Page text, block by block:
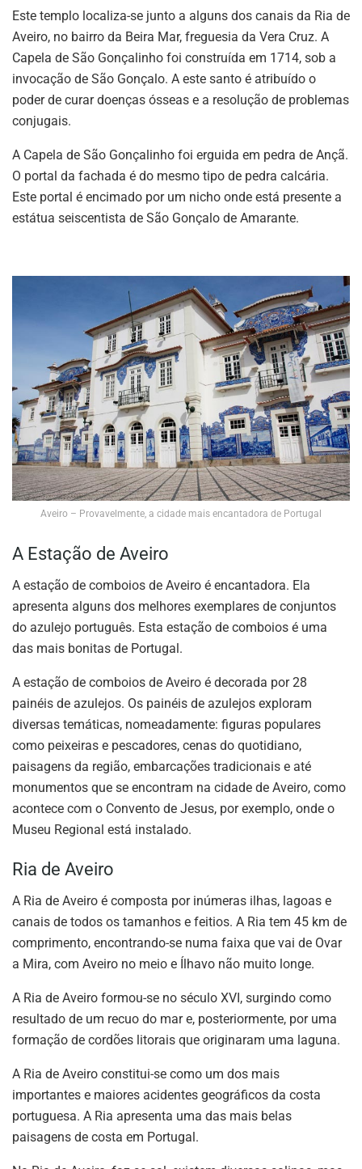
Este templo localiza-se junto a alguns dos canais da Ria de
Aveiro, no bairro da Beira Mar, freguesia da Vera Cruz. A
Capela de São Gonçalinho foi construída em 1714, sob a
invocação de São Gonçalo. A este santo é atribuído o
poder de curar doenças ósseas e a resolução de problemas
conjugais.
A Capela de São Gonçalinho foi erguida em pedra de Ançã.
O portal da fachada é do mesmo tipo de pedra calcária.
Este portal é encimado por um nicho onde está presente a
estátua seiscentista de São Gonçalo de Amarante.
Aveiro – Provavelmente, a cidade mais encantadora de Portugal
A Estação de Aveiro
A estação de comboios de Aveiro é encantadora. Ela
apresenta alguns dos melhores exemplares de conjuntos
do azulejo português. Esta estação de comboios é uma
das mais bonitas de Portugal.
A estação de comboios de Aveiro é decorada por 28
painéis de azulejos. Os painéis de azulejos exploram
diversas temáticas, nomeadamente: figuras populares
como peixeiras e pescadores, cenas do quotidiano,
paisagens da região, embarcações tradicionais e até
monumentos que se encontram na cidade de Aveiro, como
acontece com o Convento de Jesus, por exemplo, onde o
Museu Regional está instalado.
Ria de Aveiro
A Ria de Aveiro é composta por inúmeras ilhas, lagoas e
canais de todos os tamanhos e feitios. A Ria tem 45 km de
comprimento, encontrando-se numa faixa que vai de Ovar
a Mira, com Aveiro no meio e Ílhavo não muito longe.
A Ria de Aveiro formou-se no século XVI, surgindo como
resultado de um recuo do mar e, posteriormente, por uma
formação de cordões litorais que originaram uma laguna.
A Ria de Aveiro constitui-se como um dos mais
importantes e maiores acidentes geográficos da costa
portuguesa. A Ria apresenta uma das mais belas
paisagens de costa em Portugal.